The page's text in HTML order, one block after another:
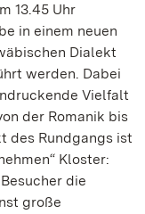
13.45 Uhr
in einem neuen
Dialekt
werden. Dabei
Vielfalt
der Romanik bis
des Rundgangs ist
Kloster:
die
große